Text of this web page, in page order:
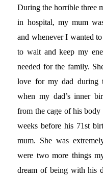
During the horrible three
in hospital, my mum
and whenever I wanted
to wait and keep my
needed for the family.
love for my dad during
when my dad’s inner
from the cage of his
weeks before his 71st
mum. She was
were two more things
dream of being with his